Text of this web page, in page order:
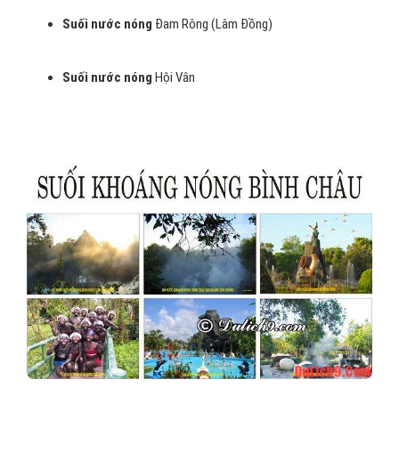
Suối nước nóng Đam Rông (Lâm Đồng)
Suối nước nóng Hội Vân